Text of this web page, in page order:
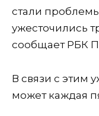
стали
ужесточились
сообщает РБК
В связи с этим
может каждая